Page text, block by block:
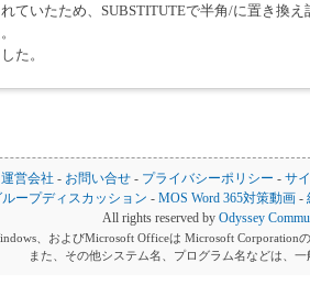
ていたため、SUBSTITUTEで半角/に置き換
た。
運営会社 - お問い合せ - プライバシーポリシー - サ
ープディスカッション -MOS Word 365対策動画 -
All rights reserved by Odyssey
、およびMicrosoft Officeは Microsoft Corporation
また、その他システム名、プログラム名などは、